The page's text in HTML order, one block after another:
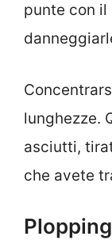
punte con il
lunghezze.
asciutti,
che avete
Plopping